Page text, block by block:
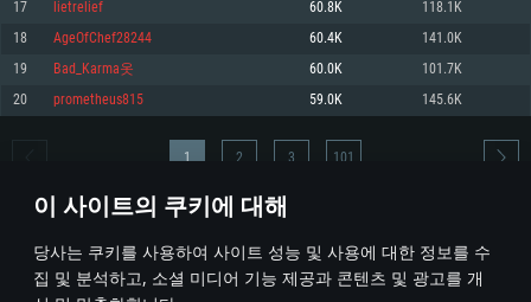
이 사이트의 쿠키에 대해
당사는 쿠키를 사용하여 사이트 성능 및 사용에 대한 정보를 수
집 및 분석하고, 소셜 미디어 기능 제공과 콘텐츠 및 광고를 개
570 혹은 그 이상
여유 저장 공간: 62.2 GB (전체 클라이언트)
네트워크: 브로드밴드 인터넷
여유 저장 공간: 62.2 GB (전체 클라이언트)
운영체제: Ubuntu 20.04 64bit
프로세서: Intel Core i7
메모리: 16 GB
그래픽 카드: Vulkan 을 지원하고, 최신 그래픽 드라이버를 지원하는 NVIDIA
1060 (6개월 미만) 혹은 그와 동급의 성능을 가지며 최신 그래픽 드라이버를
지원하는 AMD RX 570 (6개월 미만; 최소사양 지원 해상도 720p) 이상
여유 저장 공간: 62.2 GB (전체 클라이언트)
17 lietrelief 60.8K 118.1K
18 AgeOfChef28244 60.4K 141.0K
19 Bad_Karma옷 60.0K 101.7K
20 prometheus815 59.0K 145.6K
* 순위표는 매일 1회 갱신됩니다
1 2 3 101